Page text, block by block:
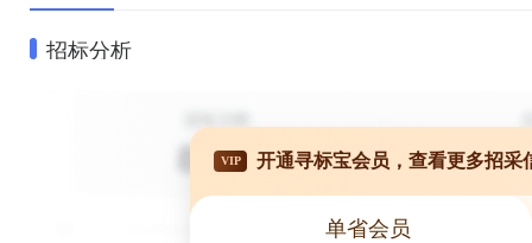
招标分析
VIP 开通寻标宝会员，查看更多招采
单省会员